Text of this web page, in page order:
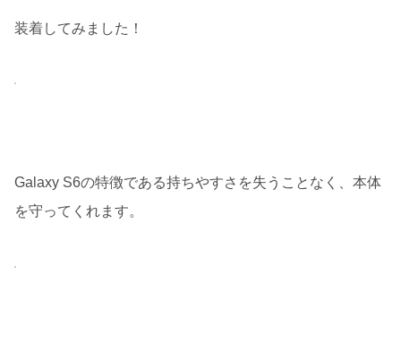
装着してみました！
Galaxy S6の特徴である持ちやすさを失うことなく、本体
を守ってくれます。